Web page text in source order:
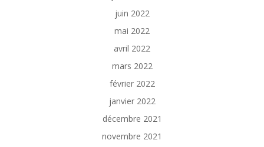
juin 2022
mai 2022
avril 2022
mars 2022
février 2022
janvier 2022
décembre 2021
novembre 2021